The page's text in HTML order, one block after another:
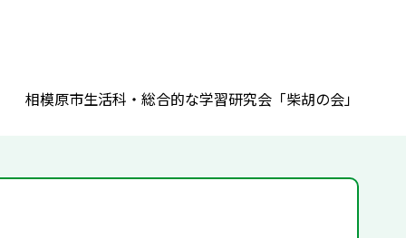
相模原市生活科・総合的な学習研究会「柴胡の会」